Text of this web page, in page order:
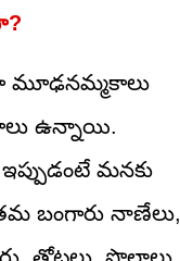
మూఢనమ్మకాలు
ఉన్నాయి.
మనకు
బంగారు నాణేలు,